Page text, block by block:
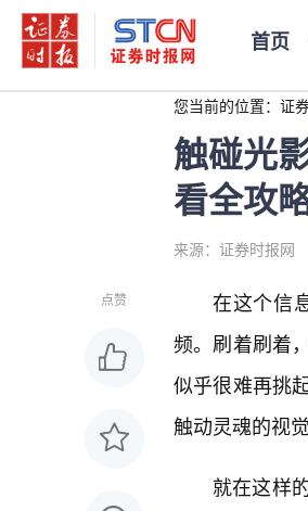
首页
您当前的位置： 证
触碰光
看全攻
来源：证券时报网
点赞
在这个信
频。刷着刷着
似乎很难再挑
触动灵魂的视觉
就在这样